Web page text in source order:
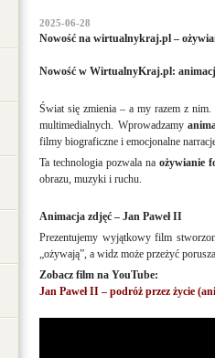
2025-06-28
Nowość na wirtualnykraj.pl –
Nowość w WirtualnyKraj.pl:
Świat się zmienia – a my razem z
multimedialnych. Wprowadzamy
filmy biograficzne i emocjonalne
Ta technologia pozwala na ożywianie
obrazu, muzyki i ruchu.
Animacja zdjęć – Jan Paweł II
Prezentujemy wyjątkowy film
„ożywają”, a widz może przeżyć
Zobacz film na YouTube:
Jan Paweł II – podróż przez życie